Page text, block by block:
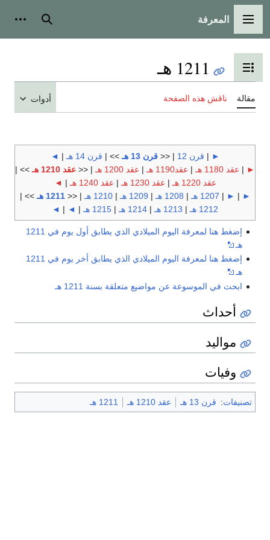
القائمة الرئيسية
المعرفة بحث
تبديل عرض جدول المحتويات
1211 هـ
مقالة ناقش هذه الصفحة أدوات
►
| قرن 12 | <<قرن 13 هـ >> | قرن 14 هـ |
◄
►
| عقد 1180 هـ | عقد1190 هـ | عقد 1200 هـ | << عقد 1210 هـ
>> |
عقد 1220 هـ
| عقد 1230 هـ | عقد 1240 هـ |
◄
►
|
►
| 1207 هـ | 1208 هـ | 1209 هـ |1210 هـ | <<1211 هـ
>> |
1212 هـ
| 1213 هـ | 1214 هـ | 1215 هـ |
◄
|
◄
إضغط هنا لمعرفة اليوم الميلادي الذي يطابق أول يوم في 1211
هـ
إضغط هنا لمعرفة اليوم الميلادي الذي يطابق أخر يوم في 1211
هـ
ابحث في الموسوعة عن مواضيع متعلقة بسنة 1211 هـ
أحداث
مواليد
وفيات
تصنيفات: قرن 13 هـ عقد 1210 هـ 1211 هـ